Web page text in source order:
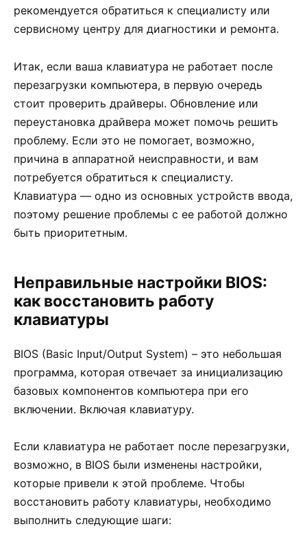
рекомендуется обратиться к специалисту или
сервисному центру для диагностики и ремонта.
Итак, если ваша клавиатура не работает после
перезагрузки компьютера, в первую очередь
стоит проверить драйверы. Обновление или
переустановка драйвера может помочь решить
проблему. Если это не помогает, возможно,
причина в аппаратной неисправности, и вам
потребуется обратиться к специалисту.
Клавиатура — одно из основных устройств ввода,
поэтому решение проблемы с ее работой должно
быть приоритетным.
Неправильные настройки BIOS:
как восстановить работу
клавиатуры
BIOS (Basic Input/Output System) – это небольшая
программа, которая отвечает за инициализацию
базовых компонентов компьютера при его
включении. Включая клавиатуру.
Если клавиатура не работает после перезагрузки,
возможно, в BIOS были изменены настройки,
которые привели к этой проблеме. Чтобы
восстановить работу клавиатуры, необходимо
выполнить следующие шаги: